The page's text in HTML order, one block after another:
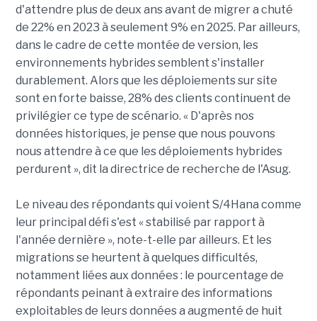
d'attendre plus de deux ans avant de migrer a chuté
de 22% en 2023 à seulement 9% en 2025. Par ailleurs,
dans le cadre de cette montée de version, les
environnements hybrides semblent s'installer
durablement. Alors que les déploiements sur site
sont en forte baisse, 28% des clients continuent de
privilégier ce type de scénario. « D'après nos
données historiques, je pense que nous pouvons
nous attendre à ce que les déploiements hybrides
perdurent », dit la directrice de recherche de l'Asug.
Le niveau des répondants qui voient S/4Hana comme
leur principal défi s'est « stabilisé par rapport à
l'année dernière », note-t-elle par ailleurs. Et les
migrations se heurtent à quelques difficultés,
notamment liées aux données : le pourcentage de
répondants peinant à extraire des informations
exploitables de leurs données a augmenté de huit